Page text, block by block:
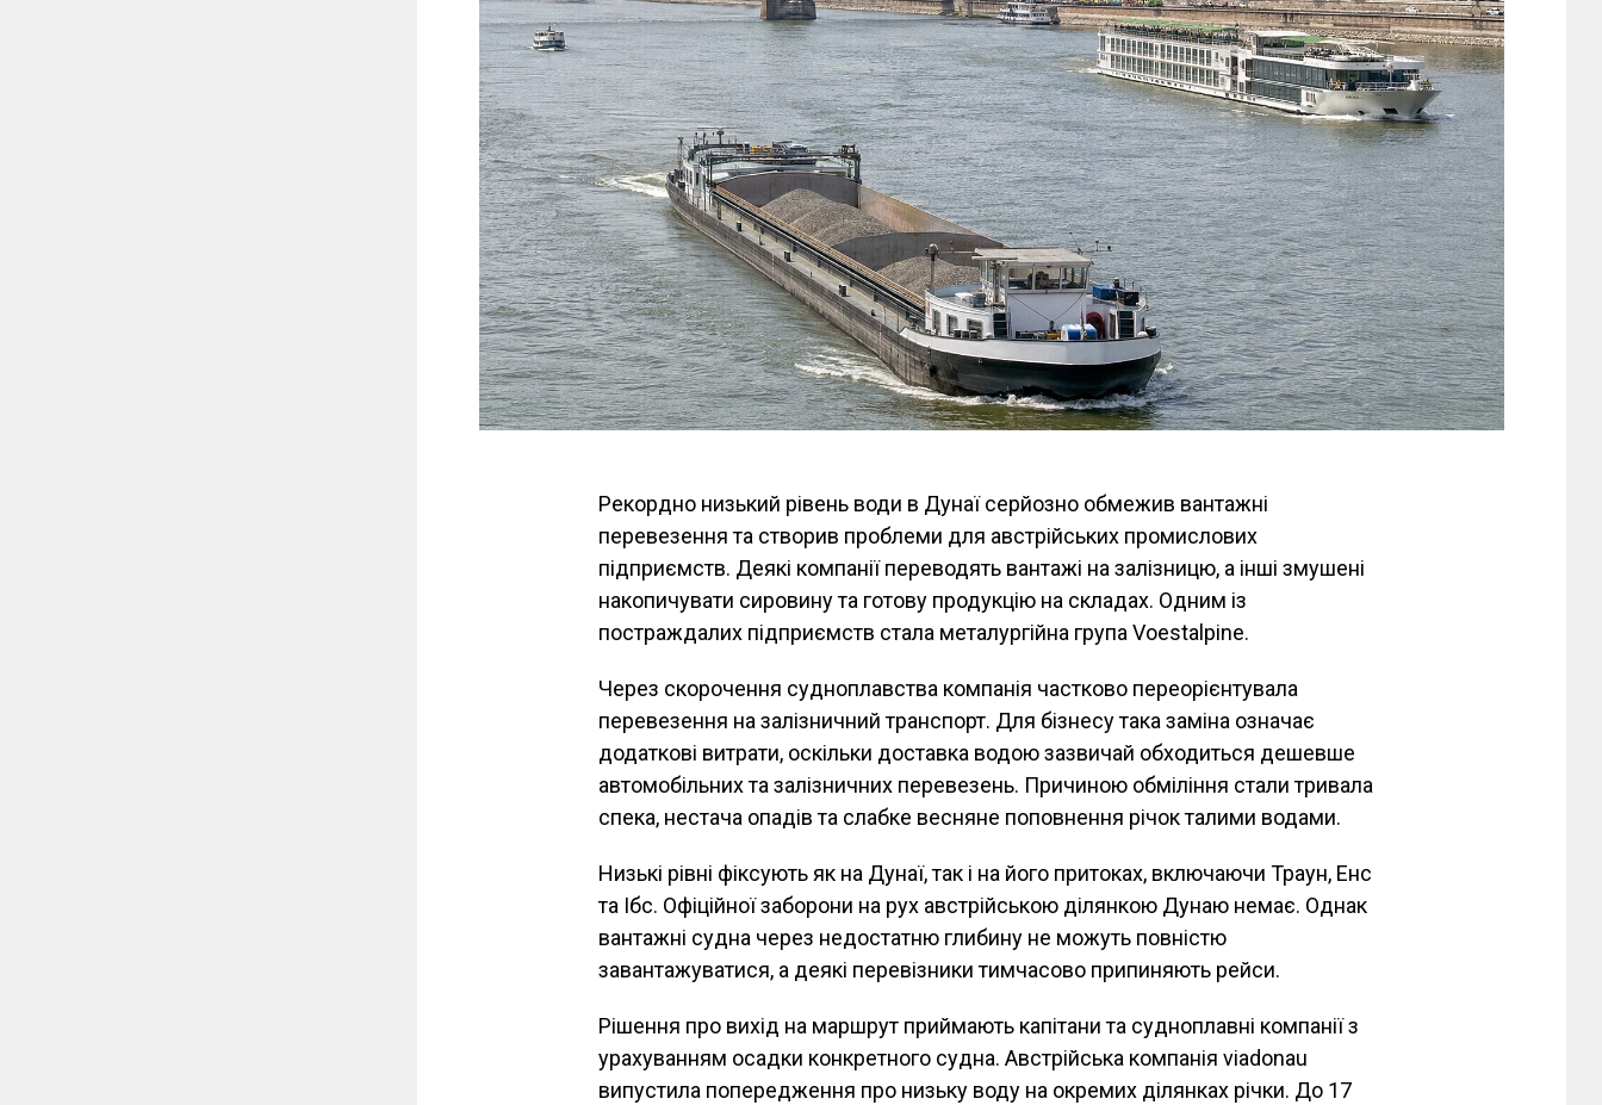
Рекордно низький рівень води в Дунаї серйозно обмежив вантажні
перевезення та створив проблеми для австрійських промислових
підприємств. Деякі компанії переводять вантажі на залізницю, а інші змушені
накопичувати сировину та готову продукцію на складах. Одним із
постраждалих підприємств стала металургійна група Voestalpine.
Через скорочення судноплавства компанія частково переорієнтувала
перевезення на залізничний транспорт. Для бізнесу така заміна означає
додаткові витрати, оскільки доставка водою зазвичай обходиться дешевше
автомобільних та залізничних перевезень. Причиною обміління стали тривала
спека, нестача опадів та слабке весняне поповнення річок талими водами.
Низькі рівні фіксують як на Дунаї, так і на його притоках, включаючи Траун, Енс
та Ібс. Офіційної заборони на рух австрійською ділянкою Дунаю немає. Однак
вантажні судна через недостатню глибину не можуть повністю
завантажуватися, а деякі перевізники тимчасово припиняють рейси.
Рішення про вихід на маршрут приймають капітани та судноплавні компанії з
урахуванням осадки конкретного судна. Австрійська компанія viadonau
випустила попередження про низьку воду на окремих ділянках річки. До 17